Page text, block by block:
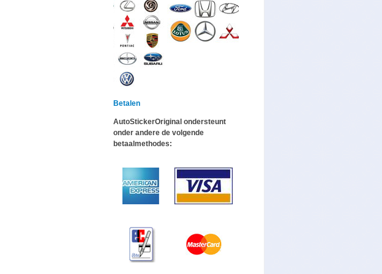
Betalen
AutoStickerOriginal ondersteunt
onder andere de volgende
betaalmethodes: